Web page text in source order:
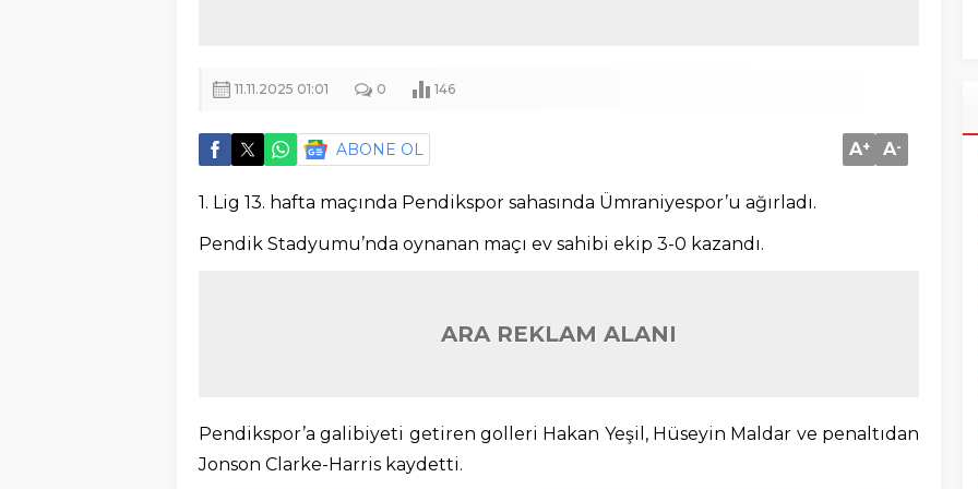
11.11.2025 01:01 0 146
ABONE OL A+ A-
1. Lig 13. hafta maçında Pendikspor sahasında Ümraniyespor’u ağırladı.
Pendik Stadyumu’nda oynanan maçı ev sahibi ekip 3-0 kazandı.
ARA REKLAM ALANI
Pendikspor’a galibiyeti getiren golleri Hakan Yeşil, Hüseyin Maldar ve penaltıdan
Jonson Clarke-Harris kaydetti.